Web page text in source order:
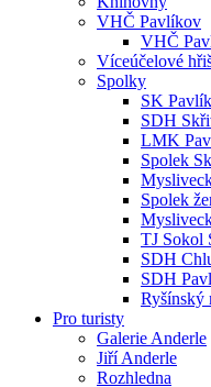
VHČ Pavlíkov
VHČ
Víceúčelové
Spolky
SK
SDH
LMK
Spolek
Spolek
TJ Sokol
SDH
SDH
Ryšínský
Pro turisty
Galerie Anderle
Jiří Anderle
Rozhledna